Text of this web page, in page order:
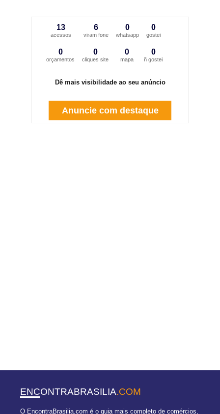
13
acessos
6
viram fone
0
whatsapp
0
gostei
0
orçamentos
0
cliques site
0
mapa
0
ñ gostei
Dê mais visibilidade ao seu anúncio
Anuncie com destaque
ENCONTRABRASILIA.COM
O EncontraBrasilia.com é o guia mais completo de comércios,